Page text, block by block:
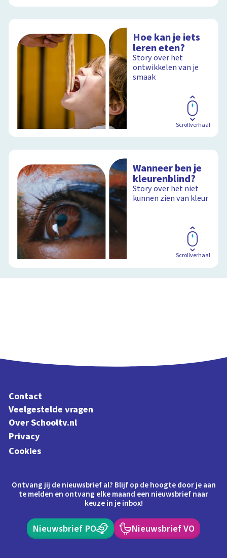
Hoe kan je iets
leren eten?
Story over het
ontwikkelen van je
smaak
Scrollverhaal
Wanneer ben je
kleurenblind?
Story over het niet
kunnen zien van kleur
Scrollverhaal
Contact
Veelgestelde vragen
Over Schooltv.nl
Privacy
Cookies
Ontvang jij de nieuwsbrief al? Blijf op de hoogte door je aan
te melden en ontvang elke maand een nieuwsbrief naar
keuze in je inbox!
Nieuwsbrief PO Nieuwsbrief VO